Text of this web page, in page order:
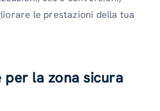
le prestazioni della tua
per la zona sicura